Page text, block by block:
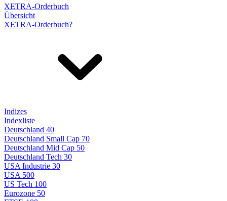
XETRA-Orderbuch
Übersicht
XETRA-Orderbuch?
Indizes
Indexliste
Deutschland 40
Deutschland Small Cap 70
Deutschland Mid Cap 50
Deutschland Tech 30
USA Industrie 30
USA 500
US Tech 100
Eurozone 50